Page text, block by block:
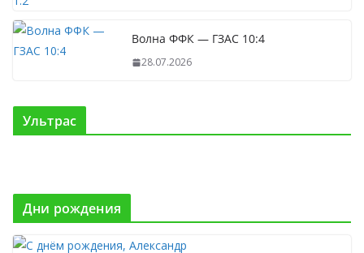
Волна ФФК — ГЗАС 10:4
28.07.2026
Ультрас
Дни рождения